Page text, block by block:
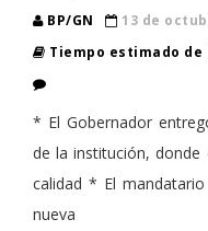
BP/GN
13 de
Tiempo estimado
* El Gobernador
de la institución, donde
calidad * El
nueva